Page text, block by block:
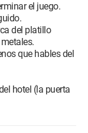
el juego.
del platillo
que hables del
hotel (la puerta